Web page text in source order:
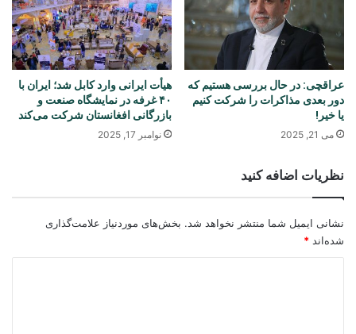
عراقچی: در حال بررسی هستیم که
دور بعدی مذاکرات را شرکت کنیم
یا خیر!
می 21, 2025
هیأت ایرانی وارد کابل شد؛ ایران با
۴۰ غرفه در نمایشگاه صنعت و
بازرگانی افغانستان شرکت می‌کند
نوامبر 17, 2025
نظریات اضافه کنید
نشانی ایمیل شما منتشر نخواهد شد. بخش‌های موردنیاز علامت‌گذاری
شده‌اند *